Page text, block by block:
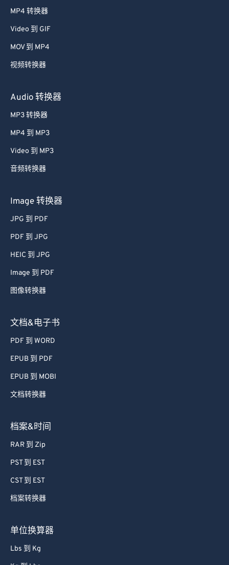
MP4 转换器
Video 到 GIF
MOV 到 MP4
视频转换器
Audio 转换器
MP3 转换器
MP4 到 MP3
Video 到 MP3
音频转换器
Image 转换器
JPG 到 PDF
PDF 到 JPG
HEIC 到 JPG
Image 到 PDF
图像转换器
文档&电子书
PDF 到 WORD
EPUB 到 PDF
EPUB 到 MOBI
文档转换器
档案&时间
RAR 到 Zip
PST 到 EST
CST 到 EST
档案转换器
单位换算器
Lbs 到 Kg